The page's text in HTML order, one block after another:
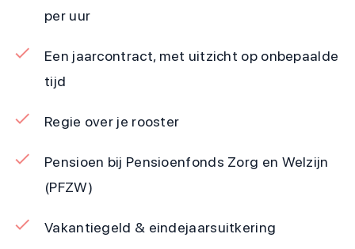
per uur
Een jaarcontract, met uitzicht op onbepaalde
tijd
Regie over je rooster
Pensioen bij Pensioenfonds Zorg en Welzijn
(PFZW)
Vakantiegeld & eindejaarsuitkering